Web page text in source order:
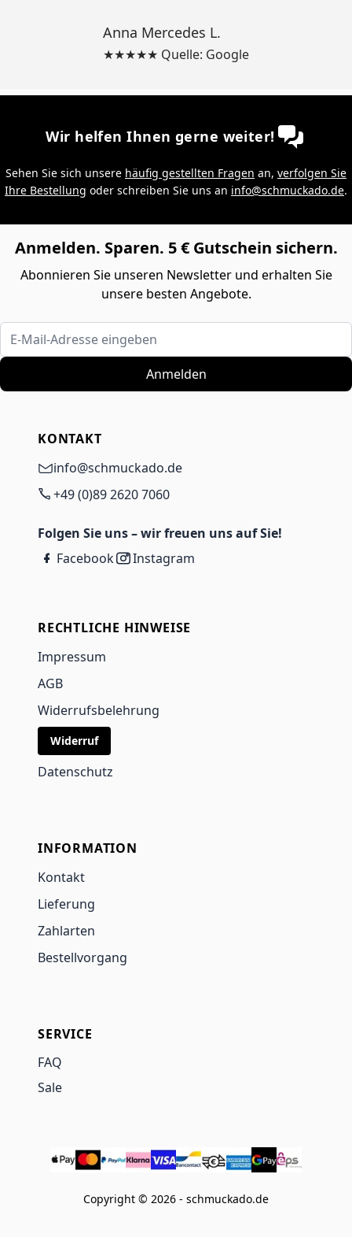
Anna Mercedes L.
★★★★★ Quelle: Google
Wir helfen Ihnen gerne weiter!
Sehen Sie sich unsere häufig gestellten Fragen an, verfolgen Sie
Ihre Bestellung oder schreiben Sie uns an info@schmuckado.de.
Anmelden. Sparen. 5 € Gutschein sichern.
Abonnieren Sie unseren Newsletter und erhalten Sie
unsere besten Angebote.
E-Mail-Adresse eingeben
Anmelden
KONTAKT
info@schmuckado.de
+49 (0)89 2620 7060
Folgen Sie uns – wir freuen uns auf Sie!
Facebook
Instagram
RECHTLICHE HINWEISE
Impressum
AGB
Widerrufsbelehrung
Widerruf
Datenschutz
INFORMATION
Kontakt
Lieferung
Zahlarten
Bestellvorgang
SERVICE
FAQ
Sale
Copyright © 2026 - schmuckado.de